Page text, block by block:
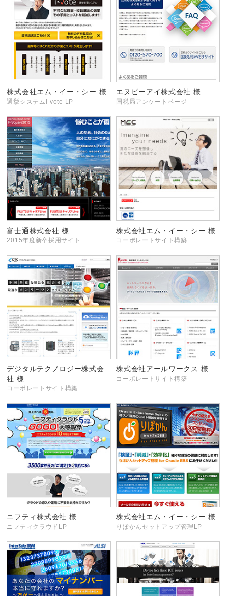
株式会社エム・イー・シー 様
選挙システムi-vote LP
エヌビーアイ株式会社 様
国税局アンケートページ
富士通株式会社 様
2015年度新卒採用サイト
株式会社エム・イー・シー 様
コーポレートサイト構築
デジタルテクノロジー株式会
社 様
コーポレートサイト構築
株式会社アールワークス 様
コーポレートサイト構築
ニフティ株式会社 様
ニフティクラウドLP
株式会社エム・イー・シー 様
りぽかんセットアップ管理LP